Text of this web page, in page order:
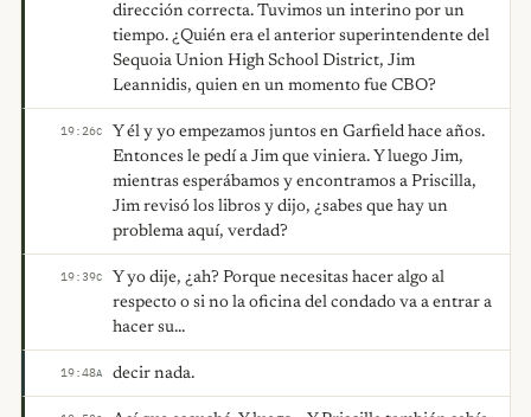
dirección correcta. Tuvimos un interino por un
tiempo. ¿Quién era el anterior superintendente del
Sequoia Union High School District, Jim
Leannidis, quien en un momento fue CBO?
19:26C
Y él y yo empezamos juntos en Garfield hace años.
Entonces le pedí a Jim que viniera. Y luego Jim,
mientras esperábamos y encontramos a Priscilla,
Jim revisó los libros y dijo, ¿sabes que hay un
problema aquí, verdad?
19:39C
Y yo dije, ¿ah? Porque necesitas hacer algo al
respecto o si no la oficina del condado va a entrar a
hacer su...
19:48A decir nada.